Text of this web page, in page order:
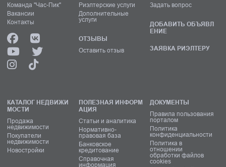
Команда "Час-Пик"
Вакансии
Контакты
Риэлтерские услуги
Дополнительные
услуги
ОТЗЫВЫ
Оставить отзыв
Задать вопрос
ДОБАВИТЬ ОБЪЯВЛ
ЕНИЕ
ЗАЯВКА РИЭЛТЕРУ
КАТАЛОГ НЕДВИЖИ
МОСТИ
Продажа
недвижимости
Покупатели
недвижимости
Новостройки
ПОЛЕЗНАЯ ИНФОРМ
АЦИЯ
Статьи и аналитика
Нормативно-
правовая база
Банковское
кредитование
Справочная
информация
ДОКУМЕНТЫ
Правила пользования
порталом
Политика
конфиденциальности
Политика в
отношении
обработки файлов
cookies